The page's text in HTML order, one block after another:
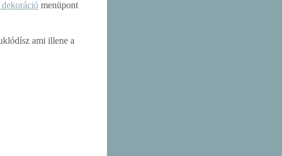
menüpont
ami illene a